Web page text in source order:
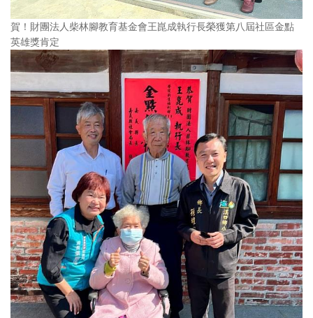
賀！財團法人柴林腳教育基金會王崑成執行長榮獲第八屆社區金點
英雄獎肯定